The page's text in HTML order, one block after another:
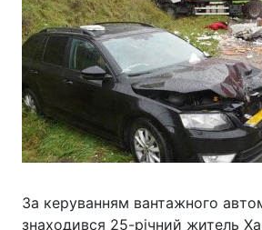
За керуванням вантажного
знаходився 25-річний житель